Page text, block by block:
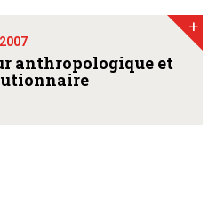
anthropologique et
+